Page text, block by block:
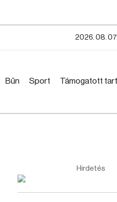
2026. 08.
Bűn Sport Támogatott
Hirdetés